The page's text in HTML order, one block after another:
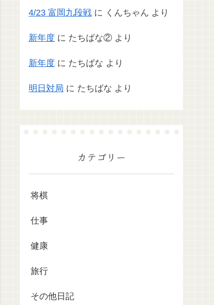
4/23 富岡九段戦 に くんちゃん より
新年度 に たちばな② より
新年度 に たちばな より
明日対局 に たちばな より
カテゴリー
将棋
仕事
健康
旅行
その他日記